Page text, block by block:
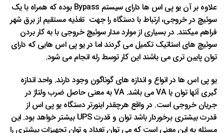
علاوه بر آن یو پی اس ها دارای سیستم Bypass بوده که همراه با یک
سوئیچ در خروجی، ارتباط با دستگاه را جهت تغذیه مستقیم از برق شهر
فراهم میکنند. در بسیاری از موارد مدار سوئیچ خروجی با به کار بردن
سوئیچ های استاتیک تکمیل می گردند اما در یو پی اس هایی که دارای
توان پایین تری می باشند این کار توسط رله انجام می شود.
یو پی اس ها در انواع و اندازه های گوناگون وجود دارند. واحد اندازه
گیری آنها توان یا VA می باشد. VA به معنی حاصل ضرب ولتاژ در
جریان خروجی است. در واقع هرچقدر اینورتر دستگاه یو پی اس از
قدرت بیشتری برخوردار باشد توان و قدرت UPS بیشتر خواهد بود. این
مسئله به این معنی است که می توان تعداد و توان تجهیزات بیشتری را